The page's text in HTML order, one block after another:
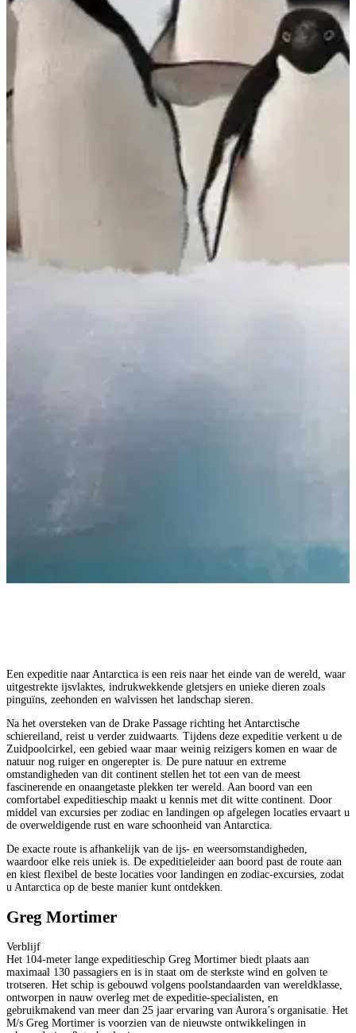
Een expeditie naar Antarctica is een reis naar het einde van de wereld, waar
uitgestrekte ijsvlaktes, indrukwekkende gletsjers en unieke dieren zoals
pinguïns, zeehonden en walvissen het landschap sieren.
Na het oversteken van de Drake Passage richting het Antarctische
schiereiland, reist u verder zuidwaarts. Tijdens deze expeditie verkent u de
Zuidpoolcirkel, een gebied waar maar weinig reizigers komen en waar de
natuur nog ruiger en ongerepter is. De pure natuur en extreme
omstandigheden van dit continent stellen het tot een van de meest
fascinerende en onaangetaste plekken ter wereld. Aan boord van een
comfortabel expeditieschip maakt u kennis met dit witte continent. Door
middel van excursies per zodiac en landingen op afgelegen locaties ervaart u
de overweldigende rust en ware schoonheid van Antarctica.
De exacte route is afhankelijk van de ijs- en weersomstandigheden,
waardoor elke reis uniek is. De expeditieleider aan boord past de route aan
en kiest flexibel de beste locaties voor landingen en zodiac-excursies, zodat
u Antarctica op de beste manier kunt ontdekken.
Greg Mortimer
Verblijf
Het 104-meter lange expeditieschip Greg Mortimer biedt plaats aan
maximaal 130 passagiers en is in staat om de sterkste wind en golven te
trotseren. Het schip is gebouwd volgens poolstandaarden van wereldklasse,
ontworpen in nauw overleg met de expeditie-specialisten, en
gebruikmakend van meer dan 25 jaar ervaring van Aurora’s organisatie. Het
M/s Greg Mortimer is voorzien van de nieuwste ontwikkelingen in